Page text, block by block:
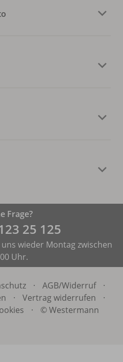
Frage?
25 125
wieder Montag zwischen
Uhr.
· AGB/Widerruf
·
· Vertrag widerrufen
·
· © Westermann